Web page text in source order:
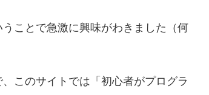
ことで急激に興味がわきました（何
このサイトでは「初心者がプログラ